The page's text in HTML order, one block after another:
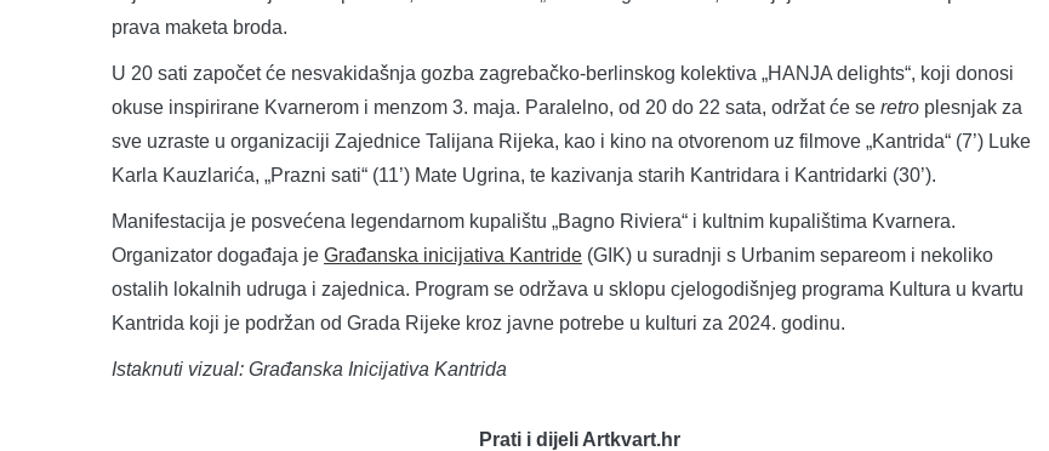
prava maketa broda.
U 20 sati započet će nesvakidašnja gozba zagrebačko-berlinskog kolektiva „HANJA delights“, koji donosi
okuse inspirirane Kvarnerom i menzom 3. maja. Paralelno, od 20 do 22 sata, održat će se retro plesnjak za
sve uzraste u organizaciji Zajednice Talijana Rijeka, kao i kino na otvorenom uz filmove „Kantrida“ (7’) Luke
Karla Kauzlarića, „Prazni sati“ (11’) Mate Ugrina, te kazivanja starih Kantridara i Kantridarki (30’).
Manifestacija je posvećena legendarnom kupalištu „Bagno Riviera“ i kultnim kupalištima Kvarnera.
Organizator događaja je Građanska inicijativa Kantride (GIK) u suradnji s Urbanim separeom i nekoliko
ostalih lokalnih udruga i zajednica. Program se održava u sklopu cjelogodišnjeg programa Kultura u kvartu
Kantrida koji je podržan od Grada Rijeke kroz javne potrebe u kulturi za 2024. godinu.
Istaknuti vizual: Građanska Inicijativa Kantrida
Prati i dijeli Artkvart.hr